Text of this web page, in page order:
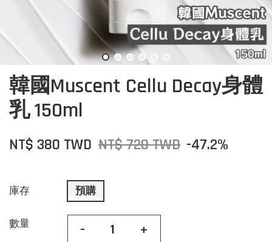
韓國Muscent Cellu Decay身體
乳 150ml
NT$ 380 TWD NT$ 720 TWD -47.2%
庫存 預購
數量 - +